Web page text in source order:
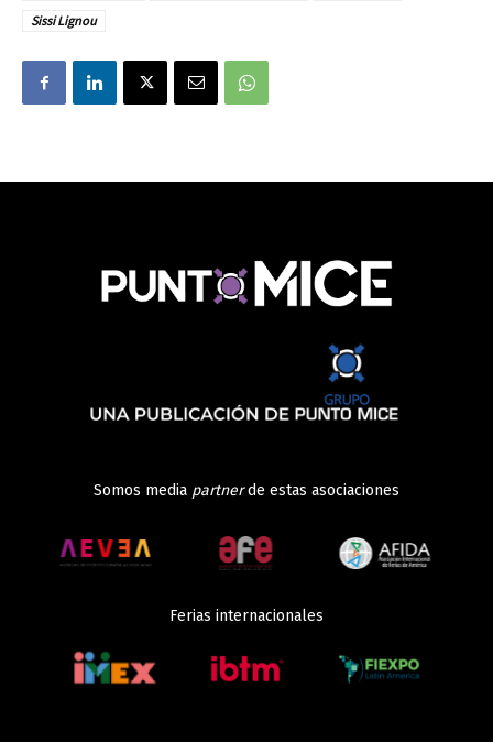
Sissi Lignou
Somos media partnerde estas asociaciones
Ferias internacionales